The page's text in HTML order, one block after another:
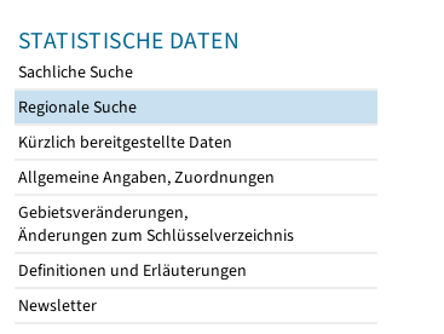
STATISTISCHE DATEN
Sachliche Suche
Regionale Suche
Kürzlich bereitgestellte Daten
Allgemeine Angaben, Zuordnungen
Gebietsveränderungen,
Änderungen zum Schlüsselverzeichnis
Definitionen und Erläuterungen
Newsletter